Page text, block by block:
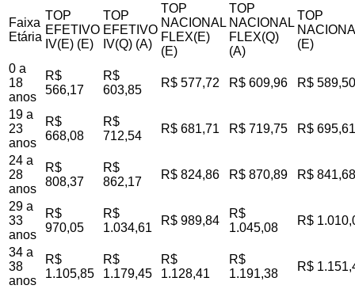
Faixa
Etária
TOP
EFETIVO
IV(E) (E)
TOP
EFETIVO
IV(Q) (A)
TOP
NACIONAL
FLEX(E)
(E)
TOP
NACIONAL
FLEX(Q)
(A)
TOP
(E)
0 a
18
anos
R$
566,17
R$
603,85
R$ 577,72 R$ 609,96 R$ 589,50
19 a
23
anos
R$
668,08
R$
712,54
R$ 681,71 R$ 719,75 R$ 695,61
24 a
28
anos
R$
808,37
R$
862,17
R$ 824,86 R$ 870,89 R$ 841,68
29 a
33
anos
R$
970,05
R$
1.034,61
R$ 989,84
R$
1.045,08
R$
34 a
38
anos
R$
1.105,85
R$
1.179,45
R$
1.128,41
R$
1.191,38
R$